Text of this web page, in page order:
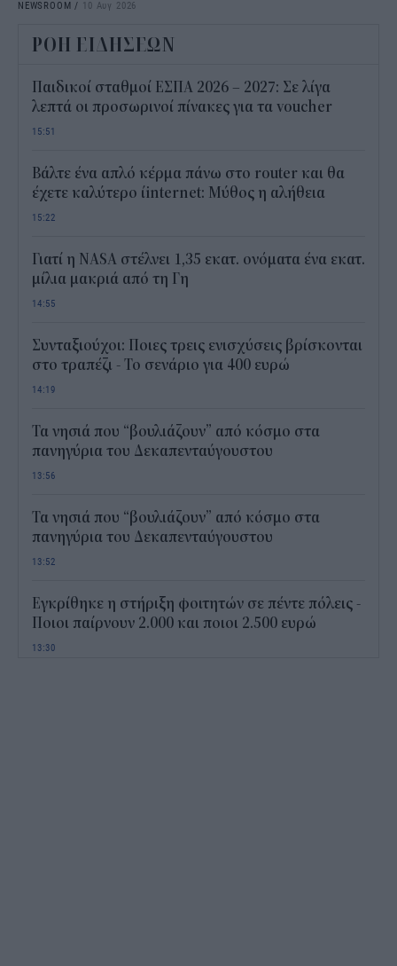
NEWSROOM / 10 Αυγ 2026
ΡΟΗ ΕΙΔΗΣΕΩΝ
Παιδικοί σταθμοί ΕΣΠΑ 2026 – 2027: Σε λίγα
λεπτά οι προσωρινοί πίνακες για τα voucher
15:51
Βάλτε ένα απλό κέρμα πάνω στο router και θα
έχετε καλύτερο ίinternet: Μύθος η αλήθεια
15:22
Γιατί η NASA στέλνει 1,35 εκατ. ονόματα ένα εκατ.
μίλια μακριά από τη Γη
14:55
Συνταξιούχοι: Ποιες τρεις ενισχύσεις βρίσκονται
στο τραπέζι - Το σενάριο για 400 ευρώ
14:19
Τα νησιά που “βουλιάζουν” από κόσμο στα
πανηγύρια του Δεκαπενταύγουστου
13:56
Τα νησιά που “βουλιάζουν” από κόσμο στα
πανηγύρια του Δεκαπενταύγουστου
13:52
Εγκρίθηκε η στήριξη φοιτητών σε πέντε πόλεις -
Ποιοι παίρνουν 2.000 και ποιοι 2.500 ευρώ
13:30